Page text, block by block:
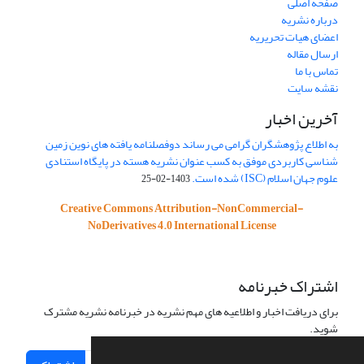
درباره نشریه
اعضای هیات تحریریه
ارسال مقاله
تماس با ما
نقشه سایت
آخرین اخبار
به اطلاع پژوهشگران گرامی می رساند دوفصلنامه یافته های نوین زمین
شناسی کاربردی موفق به کسب عنوان نشریه هسته در پایگاه استنادی
علوم جهان اسلام (ISC) شده است. 1403-02-25
Creative Commons Attribution-NonCommercial-
NoDerivatives 4.0 International License
اشتراک خبرنامه
برای دریافت اخبار و اطلاعیه های مهم نشریه در خبرنامه نشریه مشترک
شوید.